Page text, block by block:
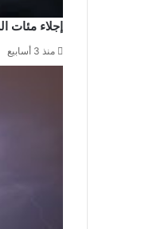
إجلاء مئات
منذ 3 أسابيع